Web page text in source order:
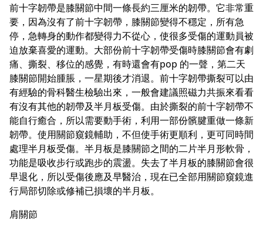
前十字韌帶是膝關節中間一條長約三厘米的韌帶。它非常重
要，因為沒有了前十字韌帶，膝關節變得不穩定，所有急
停，急轉身的動作都變得力不從心，使很多受傷的運動員被
迫放棄喜愛的運動。大部份前十字韌帶受傷時膝關節會有劇
痛、撕裂、移位的感覺，有時還會有pop 的一聲，第二天
膝關節開始腫脹，一星期後才消退。前十字韌帶撕裂可以由
有經驗的骨科醫生檢驗出來，一般會建議照磁力共振來看看
有沒有其他的韌帶及半月板受傷。由於撕裂的前十字韌帶不
能自行癒合，所以需要動手術，利用一部份髕腱重做一條新
韌帶。使用關節窺鏡輔助，不但使手術更順利，更可同時間
處理半月板受傷。半月板是膝關節之間的二片半月形軟骨，
功能是吸收步行或跑步的震盪。失去了半月板的膝關節會很
早退化，所以受傷後應及早醫治，現在已全部用關節窺鏡進
行局部切除或修補已損壞的半月板。
肩關節